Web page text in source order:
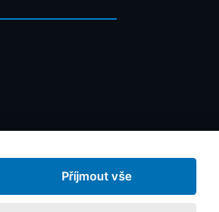
Příjmout vše